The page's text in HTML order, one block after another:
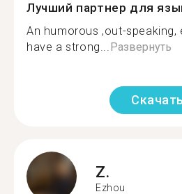
Лучший партнер для
An humorous ,out-
have a strong...Развернуть
Z.
Ezhou